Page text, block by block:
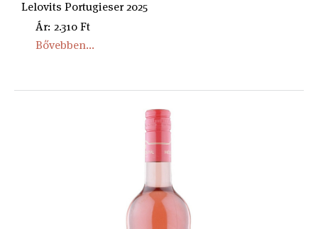
Lelovits Portugieser 2025
Ár: 2.310 Ft
Bővebben...